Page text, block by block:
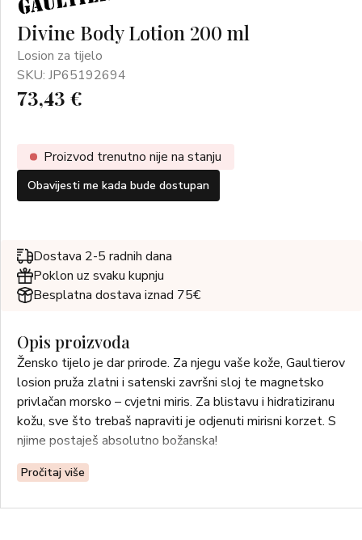
Divine Body Lotion 200 ml
Losion za tijelo
SKU: JP65192694
73,43 €
Proizvod trenutno nije na stanju
Obavijesti me kada bude dostupan
Dostava 2-5 radnih dana
Poklon uz svaku kupnju
Besplatna dostava iznad 75€
Opis proizvoda
Žensko tijelo je dar prirode. Za njegu vaše kože, Gaultierov
losion pruža zlatni i satenski završni sloj te magnetsko
privlačan morsko – cvjetni miris. Za blistavu i hidratiziranu
kožu, sve što trebaš napraviti je odjenuti mirisni korzet. S
njime postaješ absolutno božanska!
Pročitaj više